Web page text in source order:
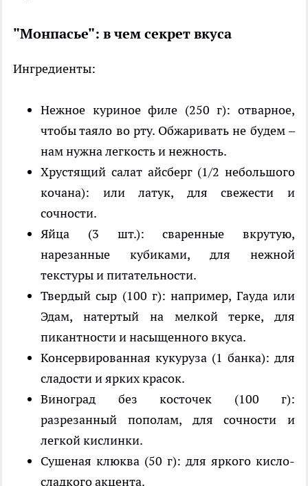
"Монпасье": в чем секрет вкуса
Ингредиенты:
Нежное куриное филе (250 г): отварное,
чтобы таяло во рту. Обжаривать не будем –
нам нужна легкость и нежность.
Хрустящий салат айсберг (1/2 небольшого
кочана): или латук, для свежести и
сочности.
Яйца (3 шт.): сваренные вкрутую,
нарезанные кубиками, для нежной
текстуры и питательности.
Твердый сыр (100 г): например, Гауда или
Эдам, натертый на мелкой терке, для
пикантности и насыщенного вкуса.
Консервированная кукуруза (1 банка): для
сладости и ярких красок.
Виноград без косточек (100 г):
разрезанный пополам, для сочности и
легкой кислинки.
Сушеная клюква (50 г): для яркого кисло-
сладкого акцента.